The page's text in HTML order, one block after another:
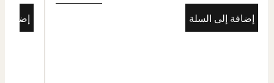
إضافة إلى السلة
إضافة